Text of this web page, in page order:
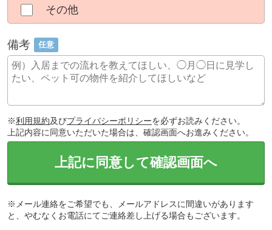
その他
備考 任意
※利用規約及びプライバシーポリシーを必ずお読みください。
上記内容に同意いただいた場合は、確認画面へお進みください。
上記に同意して確認画面へ
※メール連絡をご希望でも、メールアドレスに間違いがあります
と、やむなくお電話にてご連絡差し上げる場合もございます。